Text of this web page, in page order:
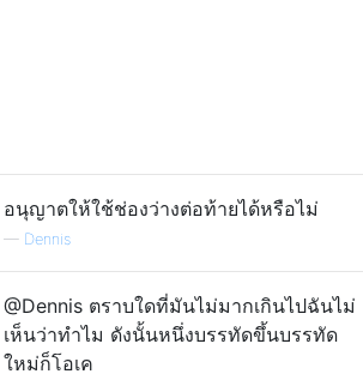
อนุญาตให้ใช้ช่องว่างต่อท้ายได้หรือไม่
— Dennis
@Dennis ตราบใดที่มันไม่มากเกินไปฉันไม่
เห็นว่าทำไม ดังนั้นหนึ่งบรรทัดขึ้นบรรทัด
ใหม่ก็โอเค